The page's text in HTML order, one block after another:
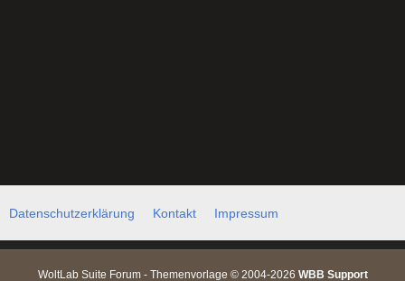
Datenschutzerklärung Kontakt Impressum
WoltLab Suite Forum - Themenvorlage © 2004-2026 WBB Support